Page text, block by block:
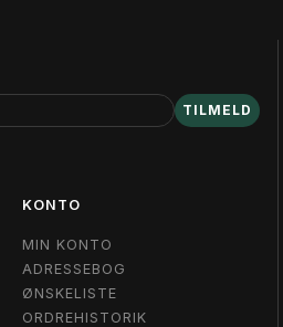
TILMELD
KONTO
MIN KONTO
ADRESSEBOG
ØNSKELISTE
ORDREHISTORIK